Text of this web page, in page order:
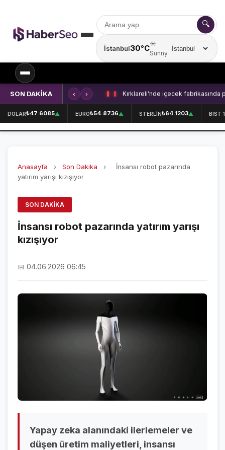
🔍
İstanbul30°C☀️
Sunny
Şehir seçin
SPOR
SPOR HABERLERİ
FENERBAHÇE
ÖZEL SAYFALAR
NAMAZ VAKİTLERİ
KRİPTO PARALAR
GALERİLER
SON DAKİKA ‹ › Kırklareli'nde içecek fabrikasında
DOLAR₺47.6085▲ EURO₺54.8736▲ STERLİN₺64.1203▲ BIST
Anasayfa › Son Dakika ›
İnsansı robot pazarında
yatırım yarışı kızışıyor
SON DAKIKA
İnsansı robot pazarında yatırım yarışı
kızışıyor
📅 04.06.2026 06:45
Yapay zeka alanındaki ilerlemeler ve
düşen üretim maliyetleri, insansı